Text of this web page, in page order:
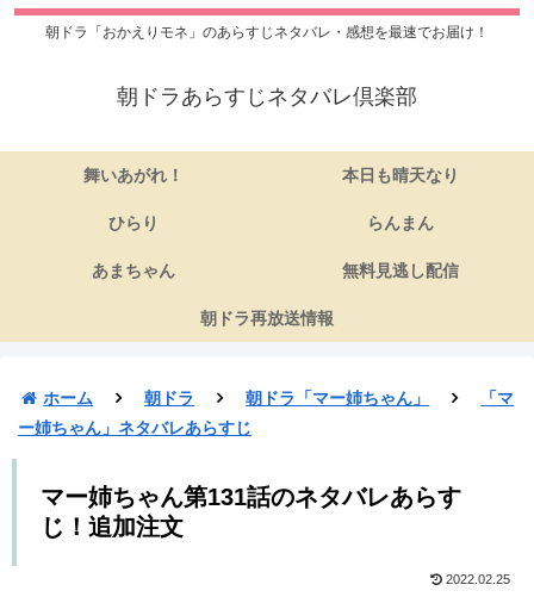
朝ドラ「おかえりモネ」のあらすじネタバレ・感想を最速でお届け！
朝ドラあらすじネタバレ倶楽部
舞いあがれ！ 本日も晴天なり
ひらり らんまん
あまちゃん 無料見逃し配信
朝ドラ再放送情報
ホーム 朝ドラ 朝ドラ「マー姉ちゃん」
「マ
ー姉ちゃん」ネタバレあらすじ
マー姉ちゃん第131話のネタバレあらす
じ！追加注文
2022.02.25